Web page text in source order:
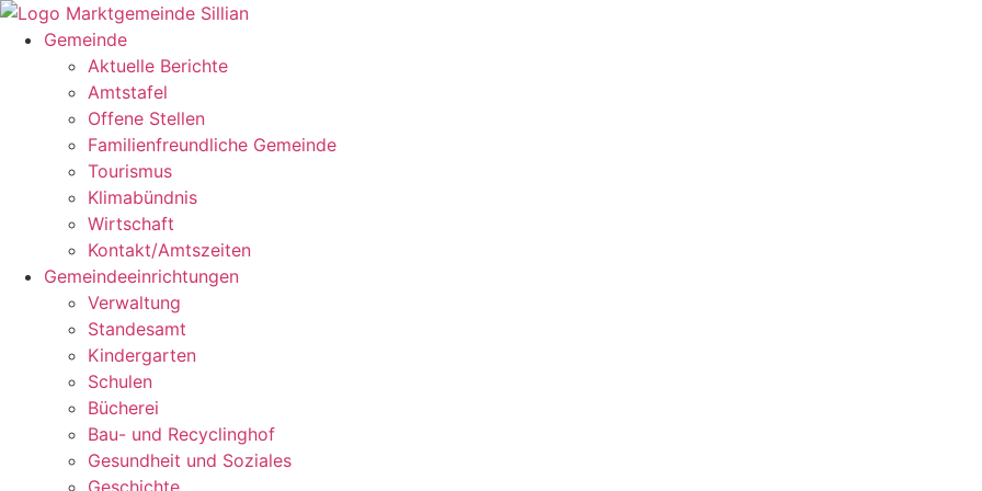
Zum
Inhalt
springen
Gemeinde
Aktuelle Berichte
Amtstafel
Offene Stellen
Familienfreundliche Gemeinde
Tourismus
Klimabündnis
Wirtschaft
Kontakt/Amtszeiten
Gemeindeeinrichtungen
Verwaltung
Standesamt
Kindergarten
Schulen
Bücherei
Bau- und Recyclinghof
Gesundheit und Soziales
Geschichte